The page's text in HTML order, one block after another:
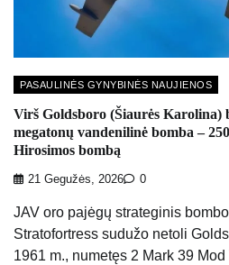
PASAULINĖS GYNYBINĖS NAUJIENOS
Virš Goldsboro (Šiaurės Karolina)
megatonų vandenilinė bomba –
Hirosimos bombą
21 Gegužės, 2026 0
JAV oro pajėgų strateginis
Stratofortress sudužo netoli
1961 m., numetęs 2 Mark 39